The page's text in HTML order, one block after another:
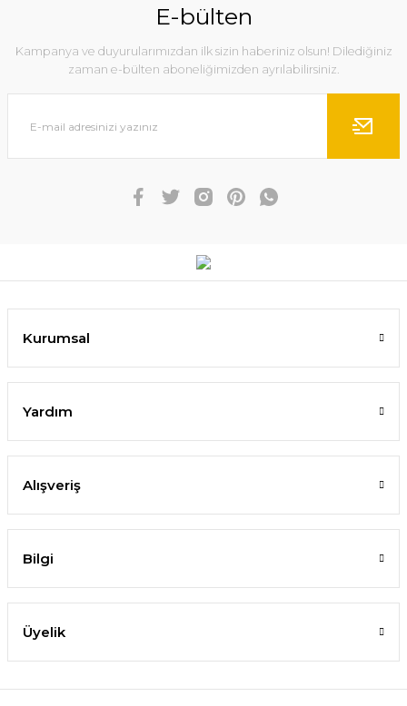
E-bülten
Kampanya ve duyurularımızdan ilk sizin haberiniz olsun! Dilediğiniz
zaman e-bülten aboneliğimizden ayrılabilirsiniz.
Kurumsal
Yardım
Alışveriş
Bilgi
Üyelik